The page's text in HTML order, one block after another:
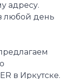
адресу.
любой день
в Иркутске.